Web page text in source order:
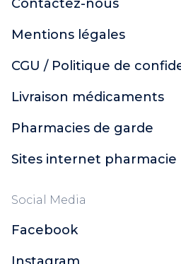
Contactez-nous
Mentions légales
CGU / Politique de
Livraison médicaments
Pharmacies de garde
Sites internet pharmacie
Social Media
Facebook